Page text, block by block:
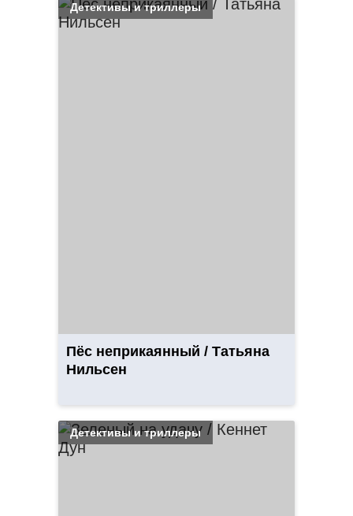
Детективы и триллеры
Пёс неприкаянный / Татьяна
Нильсен
Детективы и триллеры